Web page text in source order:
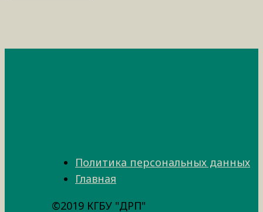
Политика персональных данных
Главная
©2019 КГБУ "ДРП"